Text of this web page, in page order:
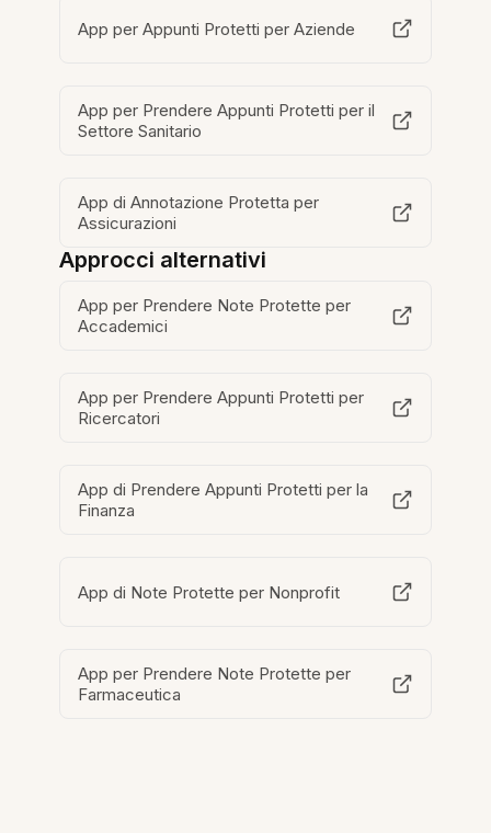
App per Appunti Protetti per Aziende
App per Prendere Appunti Protetti per il
Settore Sanitario
App di Annotazione Protetta per
Assicurazioni
Approcci alternativi
App per Prendere Note Protette per
Accademici
App per Prendere Appunti Protetti per
Ricercatori
App di Prendere Appunti Protetti per la
Finanza
App di Note Protette per Nonprofit
App per Prendere Note Protette per
Farmaceutica